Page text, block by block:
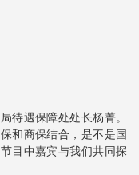
待遇保障处处长杨菁。
和商保结合，是不是国
目中嘉宾与我们共同探